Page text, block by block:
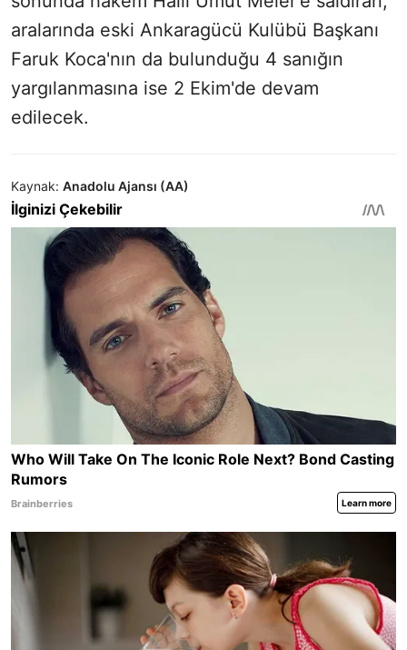
aralarında eski Ankaragücü Kulübü Başkanı
Faruk Koca'nın da bulunduğu 4 sanığın
yargılanmasına ise 2 Ekim'de devam
edilecek.
Kaynak: Anadolu Ajansı (AA)